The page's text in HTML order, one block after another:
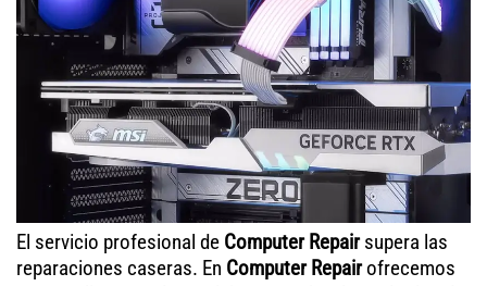
El servicio profesional de Computer Repairsupera las
reparaciones caseras. En Computer Repairofrecemos